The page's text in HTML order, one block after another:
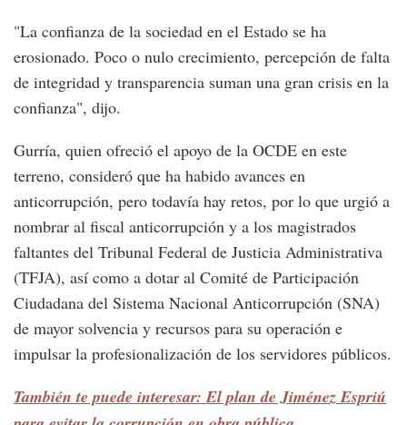
"La confianza de la sociedad en el Estado se ha
erosionado. Poco o nulo crecimiento, percepción de falta
de integridad y transparencia suman una gran crisis en la
confianza", dijo.
Gurría, quien ofreció el apoyo de la OCDE en este
terreno, consideró que ha habido avances en
anticorrupción, pero todavía hay retos, por lo que urgió a
nombrar al fiscal anticorrupción y a los magistrados
faltantes del Tribunal Federal de Justicia Administrativa
(TFJA), así como a dotar al Comité de Participación
Ciudadana del Sistema Nacional Anticorrupción (SNA)
de mayor solvencia y recursos para su operación e
impulsar la profesionalización de los servidores públicos.
También te puede interesar: El plan de Jiménez Espriú